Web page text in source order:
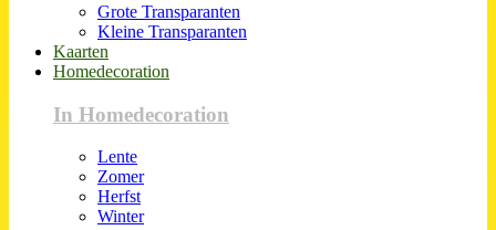
Grote Transparanten
Kleine Transparanten
Kaarten
Homedecoration
In Homedecoration
Lente
Zomer
Herfst
Winter